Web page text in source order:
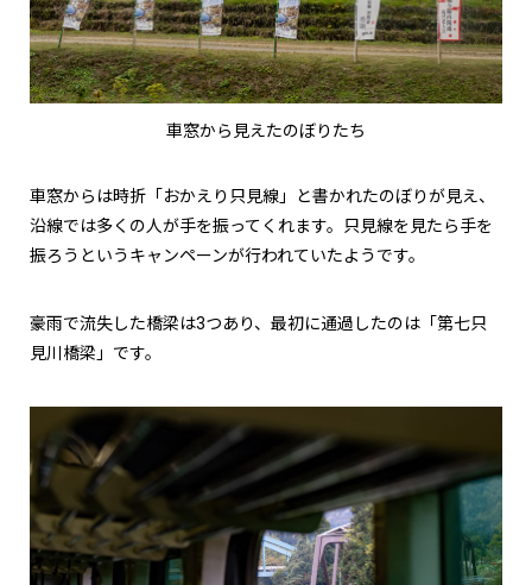
車窓から見えたのぼりたち
車窓からは時折「おかえり只見線」と書かれたのぼりが見え、
沿線では多くの人が手を振ってくれます。只見線を見たら手を
振ろうというキャンペーンが行われていたようです。
豪雨で流失した橋梁は3つあり、最初に通過したのは「第七只
見川橋梁」です。